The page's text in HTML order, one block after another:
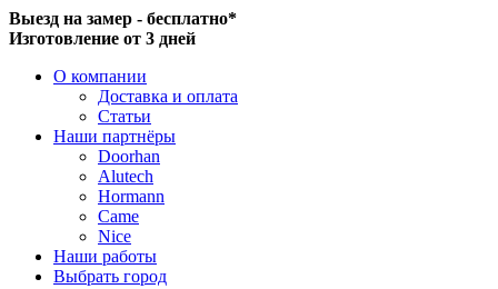
Выезд на замер - бесплатно*
Изготовление от 3 дней
О компании
Доставка и оплата
Статьи
Наши партнёры
Doorhan
Alutech
Hormann
Came
Nice
Наши работы
Выбрать город